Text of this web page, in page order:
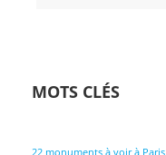
MOTS CLÉS
22 monuments à voir à Paris